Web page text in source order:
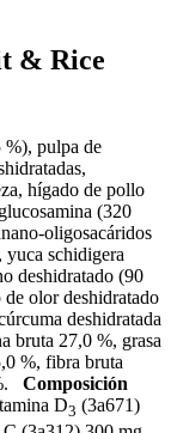
& Rice
%), pulpa de
hígado de pollo
(320
oligosacáridos
schidigera
deshidratado (90
olor deshidratado
deshidratada
bruta 27,0 %, grasa
%, fibra bruta
Composición
D3 (3a671)